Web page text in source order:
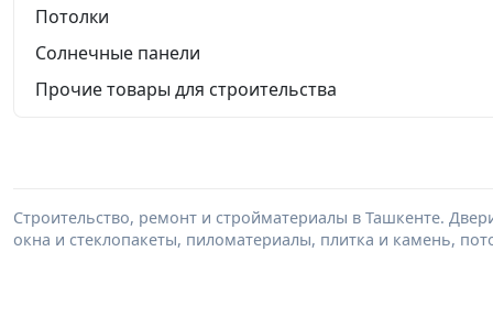
Потолки
Солнечные панели
Прочие товары для строительства
Строительство, ремонт и стройматериалы в Ташкенте.
окна и стеклопакеты, пиломатериалы, плитка и камень,